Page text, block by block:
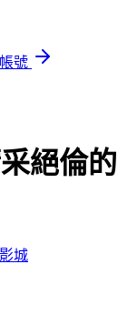
號
絕倫的
城